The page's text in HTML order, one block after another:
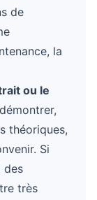
de
la
ou le
théoriques,
Si
des
très